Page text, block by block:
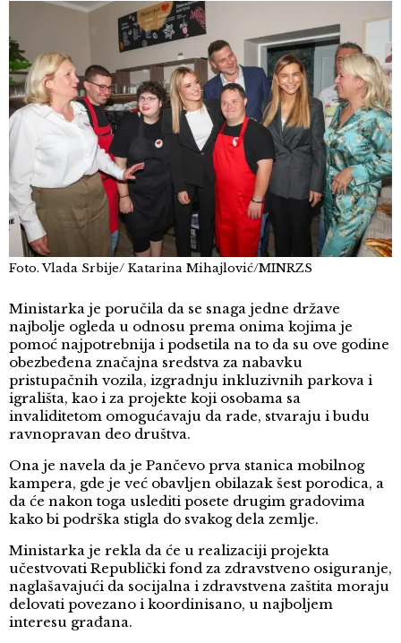
Foto. Vlada Srbije/ Katarina Mihajlović/MINRZS
Ministarka je poručila da se snaga jedne države
najbolje ogleda u odnosu prema onima kojima je
pomoć najpotrebnija i podsetila na to da su ove godine
obezbeđena značajna sredstva za nabavku
pristupačnih vozila, izgradnju inkluzivnih parkova i
igrališta, kao i za projekte koji osobama sa
invaliditetom omogućavaju da rade, stvaraju i budu
ravnopravan deo društva.
Ona je navela da je Pančevo prva stanica mobilnog
kampera, gde je već obavljen obilazak šest porodica, a
da će nakon toga uslediti posete drugim gradovima
kako bi podrška stigla do svakog dela zemlje.
Ministarka je rekla da će u realizaciji projekta
učestvovati Republički fond za zdravstveno osiguranje,
naglašavajući da socijalna i zdravstvena zaštita moraju
delovati povezano i koordinisano, u najboljem
interesu građana.